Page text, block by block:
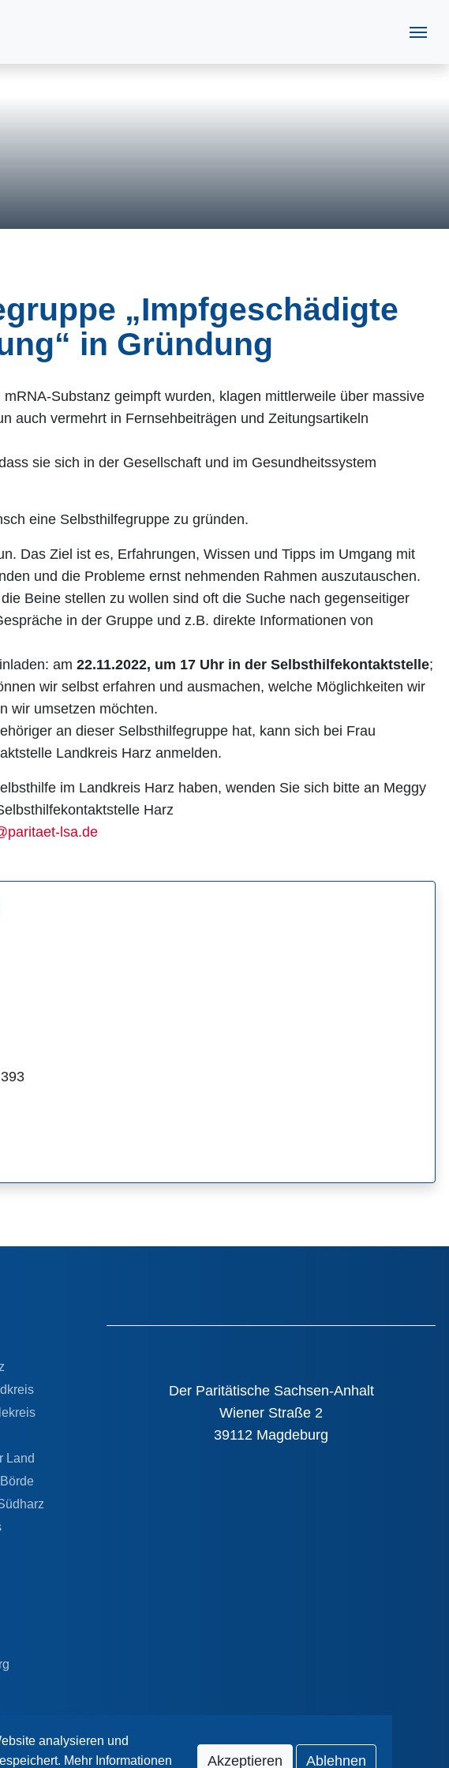
„Impfgeschädigte
in Gründung
Substanz geimpft wurden, klagen mittlerweile über massive
auch vermehrt in Fernsehbeiträgen und Zeitungsartikeln
sie sich in der Gesellschaft und im Gesundheitssystem
eine Selbsthilfegruppe zu gründen.
Das Ziel ist es, Erfahrungen, Wissen und Tipps im Umgang mit
und die Probleme ernst nehmenden Rahmen auszutauschen.
Beine stellen zu wollen sind oft die Suche nach gegenseitiger
in der Gruppe und z.B. direkte Informationen von
am 22.11.2022, um 17 Uhr in der Selbsthilfekontaktstelle;
wir selbst erfahren und ausmachen, welche Möglichkeiten wir
wir umsetzen möchten.
an dieser Selbsthilfegruppe hat, kann sich bei Frau
Landkreis Harz anmelden.
im Landkreis Harz haben, wenden Sie sich bitte an Meggy
Harz
lsa.de
Land
Der Paritätische Sachsen-Anhalt
Wiener Straße 2
39112 Magdeburg
analysieren und
Mehr Informationen
Akzeptieren Ablehnen